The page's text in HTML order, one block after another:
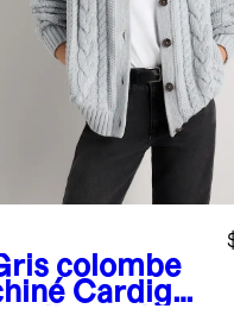
colombe
Cardigan